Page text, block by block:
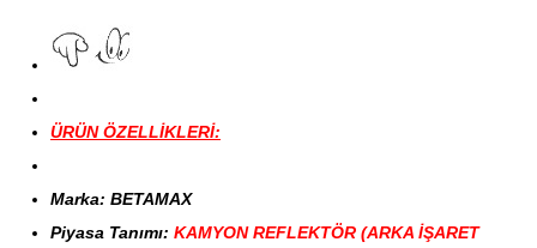
ÜRÜN ÖZELLİKLERİ:
Marka: BETAMAX
Piyasa Tanımı: KAMYON REFLEKTÖR (ARKA İŞARET